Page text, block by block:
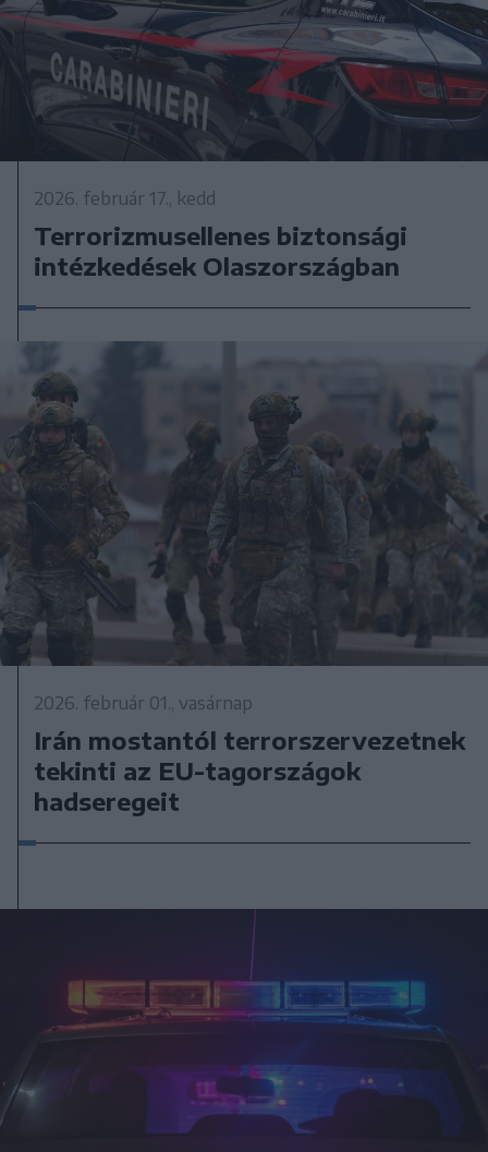
2026. február 17., kedd
Terrorizmusellenes biztonsági
intézkedések Olaszországban
2026. február 01., vasárnap
Irán mostantól terrorszervezetnek
tekinti az EU-tagországok
hadseregeit